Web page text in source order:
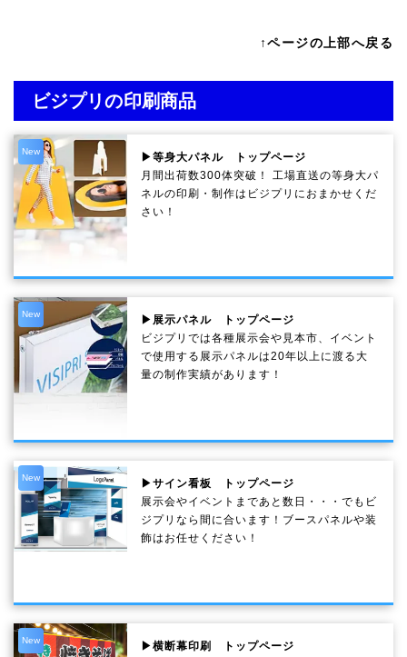
↑ページの上部へ戻る
ビジプリの印刷商品
New
▶等身大パネル トップページ
月間出荷数300体突破！ 工場直送の等身大パ
ネルの印刷・制作は ビジプリ におまかせくだ
さい！
New
▶展示パネル トップページ
ビジプリでは各種展示会や見本市、イベント
で使用する展示パネルは20年以上に渡る大
量の制作実績があります！
New
▶サイン看板 トップページ
展示会やイベントまであと数日・・・でもビ
ジプリなら間に合います！ブースパネルや装
飾はお任せください！
New
▶横断幕印刷 トップページ